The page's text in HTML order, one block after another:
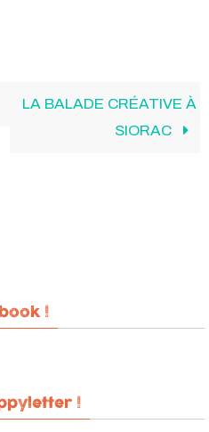
LA BALADE CRÉATIVE À
SIORAC
!
!